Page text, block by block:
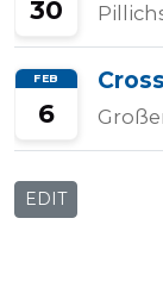
30
FEB
6
EDIT